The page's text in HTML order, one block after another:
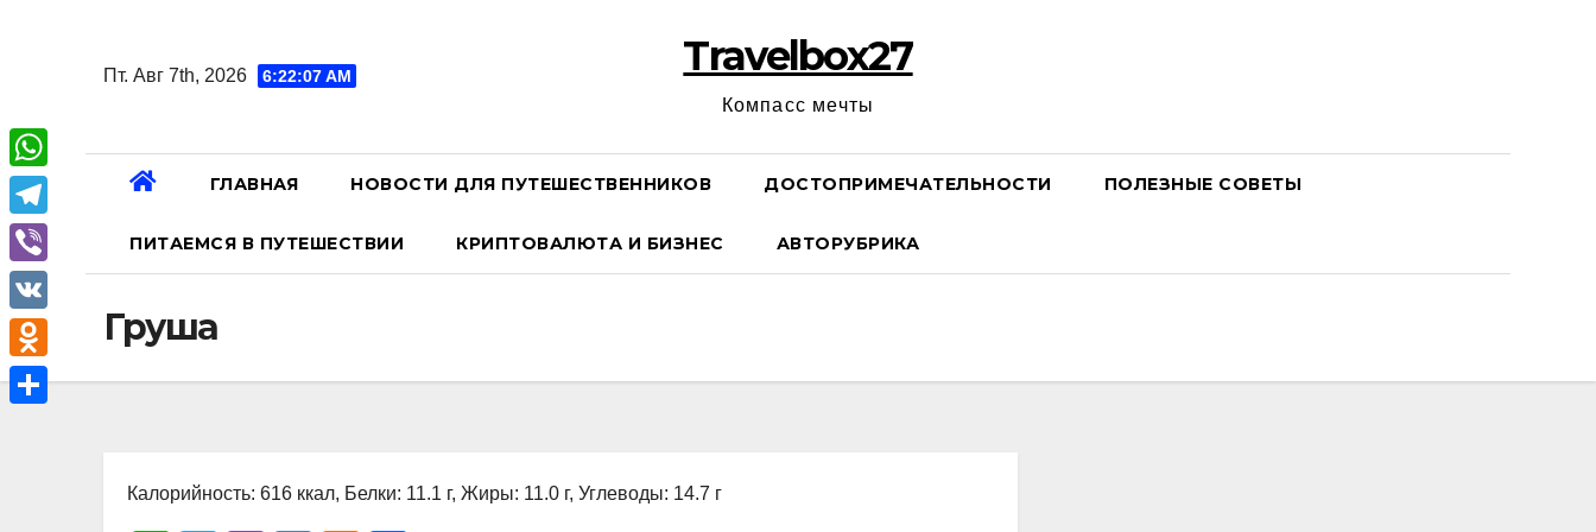
содержанию
Пт. Авг 7th, 2026 6:22:08 AM Travelbox27
Компасс мечты
ГЛАВНАЯ НОВОСТИ ДЛЯ ПУТЕШЕСТВЕННИКОВ ДОСТОПРИМЕЧАТЕЛЬНОСТИ ПОЛЕЗНЫЕ СОВЕТЫ
ПИТАЕМСЯ В ПУТЕШЕСТВИИ КРИПТОВАЛЮТА И БИЗНЕС АВТОРУБРИКА
Груша
Калорийность: 616 ккал, Белки: 11.1 г, Жиры: 11.0 г, Углеводы: 14.7 г
W
h
a
A
T
e
l
e
g
V
i
b
e
V
K
O